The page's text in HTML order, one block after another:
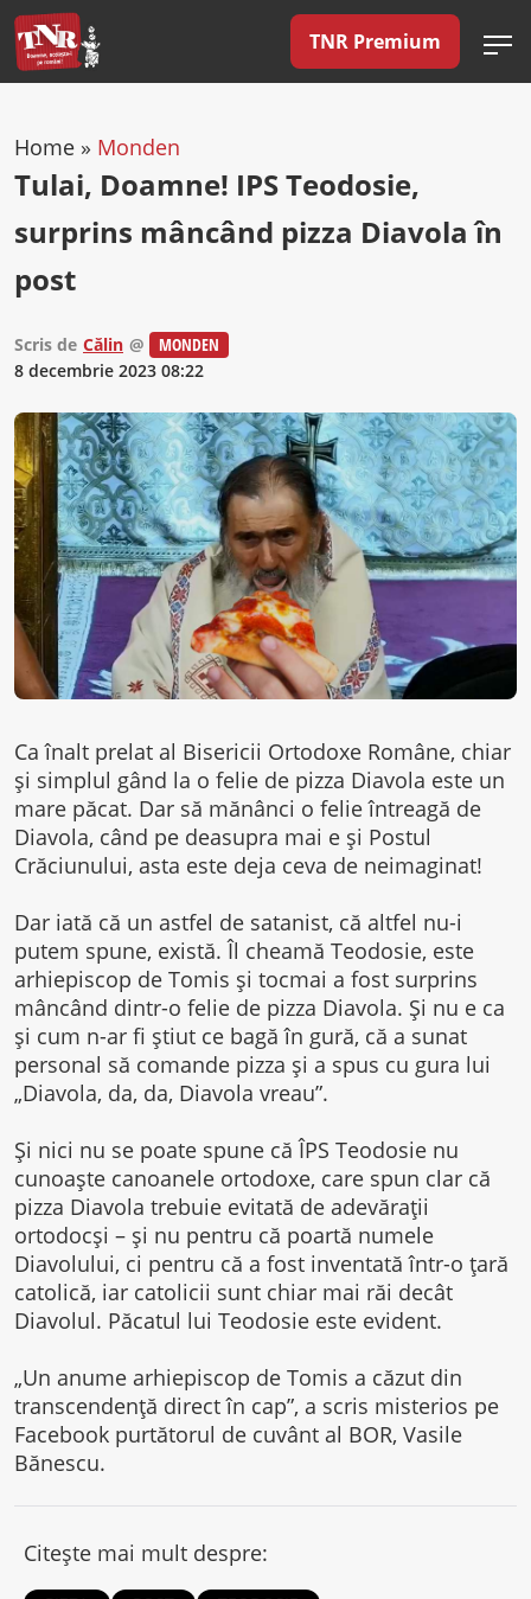
TNR Premium
Home » Monden
Tulai, Doamne! IPS Teodosie,
surprins mâncând pizza Diavola în
post
Scris de Călin @
MONDEN
8 decembrie 2023 08:22
Ca înalt prelat al Bisericii Ortodoxe Române, chiar
și simplul gând la o felie de pizza Diavola este un
mare păcat. Dar să mănânci o felie întreagă de
Diavola, când pe deasupra mai e și Postul
Crăciunului, asta este deja ceva de neimaginat!
Dar iată că un astfel de satanist, că altfel nu-i
putem spune, există. Îl cheamă Teodosie, este
arhiepiscop de Tomis și tocmai a fost surprins
mâncând dintr-o felie de pizza Diavola. Și nu e ca
și cum n-ar fi știut ce bagă în gură, că a sunat
personal să comande pizza și a spus cu gura lui
„Diavola, da, da, Diavola vreau”.
Și nici nu se poate spune că ÎPS Teodosie nu
cunoaște canoanele ortodoxe, care spun clar că
pizza Diavola trebuie evitată de adevărații
ortodocși – și nu pentru că poartă numele
Diavolului, ci pentru că a fost inventată într-o țară
catolică, iar catolicii sunt chiar mai răi decât
Diavolul. Păcatul lui Teodosie este evident.
„Un anume arhiepiscop de Tomis a căzut din
transcendență direct în cap”, a scris misterios pe
Facebook purtătorul de cuvânt al BOR, Vasile
Bănescu.
Citește mai mult despre: